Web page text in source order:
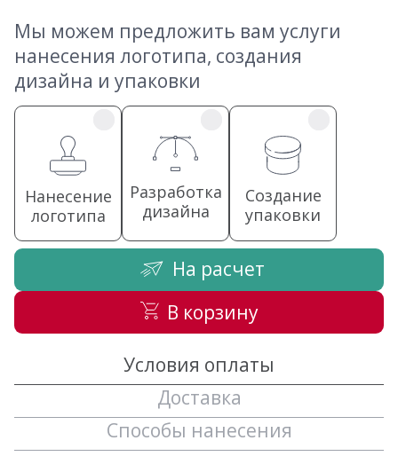
Мы можем предложить вам услуги
нанесения логотипа, создания
дизайна и упаковки
Нанесение
логотипа
Разработка
дизайна
Создание
упаковки
На расчет
В корзину
Условия оплаты
Доставка
Способы нанесения